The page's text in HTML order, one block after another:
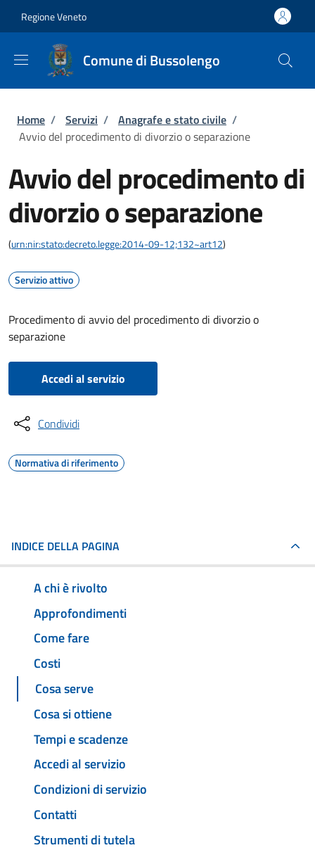
Regione Veneto
Comune di Bussolengo
Briciole di pane
Home / Servizi / Anagrafe e stato civile /
Avvio del procedimento di divorzio o separazione
Avvio del procedimento di
divorzio o separazione
(urn:nir:stato:decreto.legge:2014-09-12;132~art12)
Servizio attivo
Procedimento di avvio del procedimento di divorzio o
separazione
Accedi al servizio
Condividi
Normativa di riferimento
INDICE DELLA PAGINA
A chi è rivolto
Approfondimenti
Come fare
Costi
Cosa serve
Cosa si ottiene
Tempi e scadenze
Accedi al servizio
Condizioni di servizio
Contatti
Strumenti di tutela